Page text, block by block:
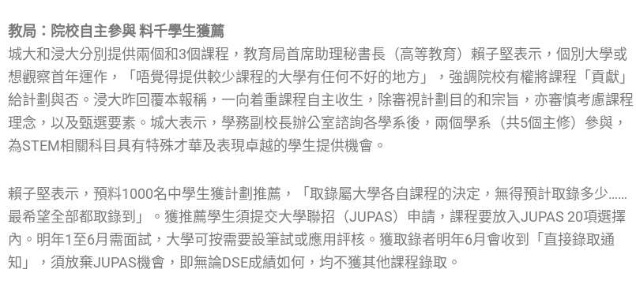
教局：院校自主參與 料千學生獲薦
城大和浸大分別提供兩個和3個課程，教育局首席助理秘書長（高等教育）賴子堅表示，個別大學或
想觀察首年運作，「唔覺得提供較少課程的大學有任何不好的地方」，強調院校有權將課程「貢獻」
給計劃與否。浸大昨回覆本報稱，一向着重課程自主收生，除審視計劃目的和宗旨，亦審慎考慮課程
理念，以及甄選要素。城大表示，學務副校長辦公室諮詢各學系後，兩個學系（共5個主修）參與，
為STEM相關科目具有特殊才華及表現卓越的學生提供機會。
賴子堅表示，預料1000名中學生獲計劃推薦，「取錄屬大學各自課程的決定，無得預計取錄多少……
最希望全部都取錄到」。獲推薦學生須提交大學聯招（JUPAS）申請，課程要放入JUPAS 20項選擇
內。明年1至6月需面試，大學可按需要設筆試或應用評核。獲取錄者明年6月會收到「直接錄取通
知」，須放棄JUPAS機會，即無論DSE成績如何，均不獲其他課程錄取。